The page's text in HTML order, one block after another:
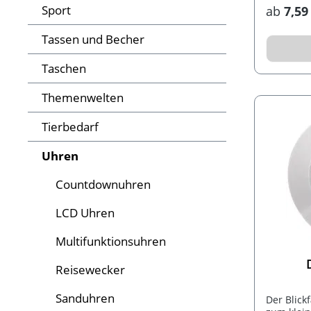
Sport
Tassen und Becher
Taschen
Themenwelten
Tierbedarf
Uhren
Countdownuhren
LCD Uhren
Multifunktionsuhren
Reisewecker
Sanduhren
ab
Der